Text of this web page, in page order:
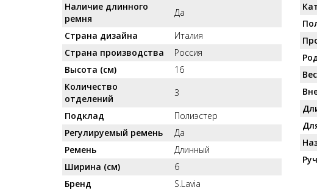
Наличие длинного
ремня
Да
Страна дизайна
Италия
Страна производства
Россия
Высота (см)
16
Количество
отделений
3
Подклад
Полиэстер
Регулируемый ремень
Да
Ремень
Длинный
Ширина (см)
6
Бренд
S.Lavia